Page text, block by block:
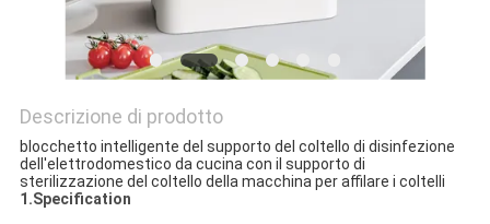
Descrizione di prodotto
blocchetto intelligente del supporto del coltello di disinfezione
dell'elettrodomestico da cucina con il supporto di
sterilizzazione del coltello della macchina per affilare i coltelli
1.Specification